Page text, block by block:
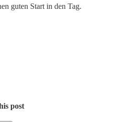
guten Start in den Tag.
post